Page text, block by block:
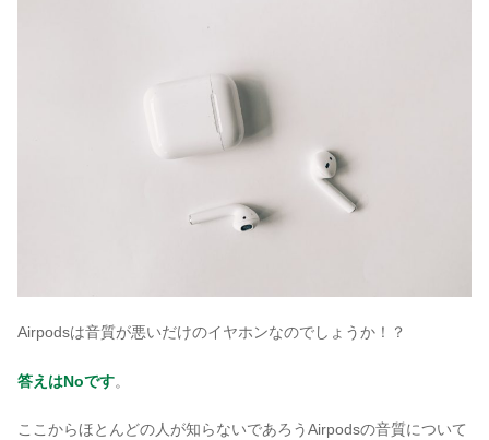
Airpodsは音質が悪いだけのイヤホンなのでしょうか！？
答えはNoです。
ここからほとんどの人が知らないであろうAirpodsの音質について